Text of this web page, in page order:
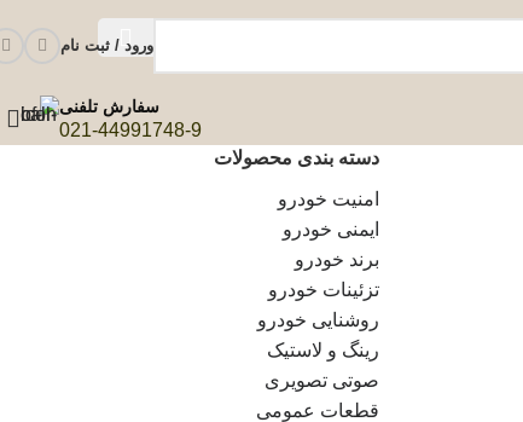
ورود / ثبت نام
سفارش تلفنی
021-44991748-9
دسته بندی محصولات
امنیت خودرو
ایمنی خودرو
برند خودرو
تزئینات خودرو
روشنایی خودرو
رینگ و لاستیک
صوتی تصویری
قطعات عمومی